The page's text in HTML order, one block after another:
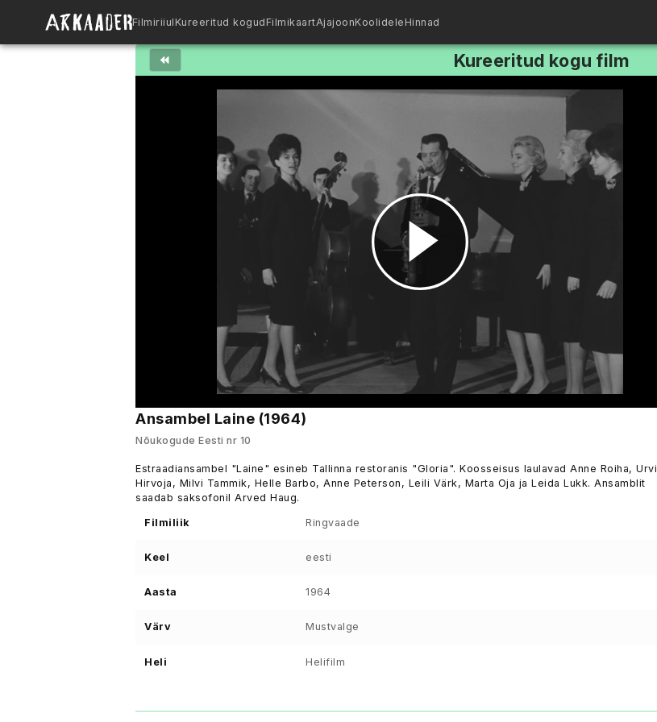
Filmiriiul Kureeritud kogud FilmikaartAjajoonKoolidele Hinnad
Kureeritud kogu film
Esita
video
Ansambel Laine (1964)
Nõukogude Eesti nr 10
Estraadiansambel "Laine" esineb Tallinna restoranis "Gloria". Koosseisus laulavad Anne Roiha, Urvi
Hirvoja, Milvi Tammik, Helle Barbo, Anne Peterson, Leili Värk, Marta Oja ja Leida Lukk. Ansamblit
saadab saksofonil Arved Haug.
Filmiliik Ringvaade
Keel eesti
Aasta 1964
Värv Mustvalge
Heli Helifilm